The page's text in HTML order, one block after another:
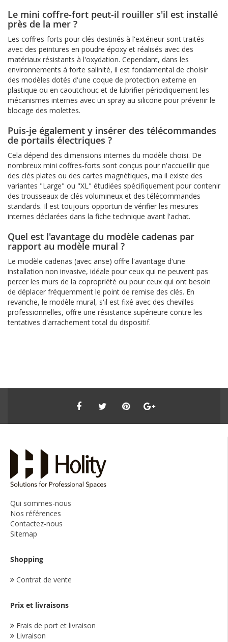
Le mini coffre-fort peut-il rouiller s'il est installé
près de la mer ?
Les coffres-forts pour clés destinés à l'extérieur sont traités
avec des peintures en poudre époxy et réalisés avec des
matériaux résistants à l'oxydation. Cependant, dans les
environnements à forte salinité, il est fondamental de choisir
des modèles dotés d'une coque de protection externe en
plastique ou en caoutchouc et de lubrifier périodiquement les
mécanismes internes avec un spray au silicone pour prévenir le
blocage des molettes.
Puis-je également y insérer des télécommandes
de portails électriques ?
Cela dépend des dimensions internes du modèle choisi. De
nombreux mini coffres-forts sont conçus pour n'accueillir que
des clés plates ou des cartes magnétiques, ma il existe des
variantes "Large" ou "XL" étudiées spécifiquement pour contenir
des trousseaux de clés volumineux et des télécommandes
standards. Il est toujours opportun de vérifier les mesures
internes déclarées dans la fiche technique avant l'achat.
Quel est l'avantage du modèle cadenas par
rapport au modèle mural ?
Le modèle cadenas (avec anse) offre l'avantage d'une
installation non invasive, idéale pour ceux qui ne peuvent pas
percer les murs de la copropriété ou pour ceux qui ont besoin
de déplacer fréquemment le point de remise des clés. En
revanche, le modèle mural, s'il est fixé avec des chevilles
professionnelles, offre une résistance supérieure contre les
tentatives d'arrachement total du dispositif.
Qui sommes-nous
Nos références
Contactez-nous
Sitemap
Shopping
Contrat de vente
Prix et livraisons
Frais de port et livraison
Livraison